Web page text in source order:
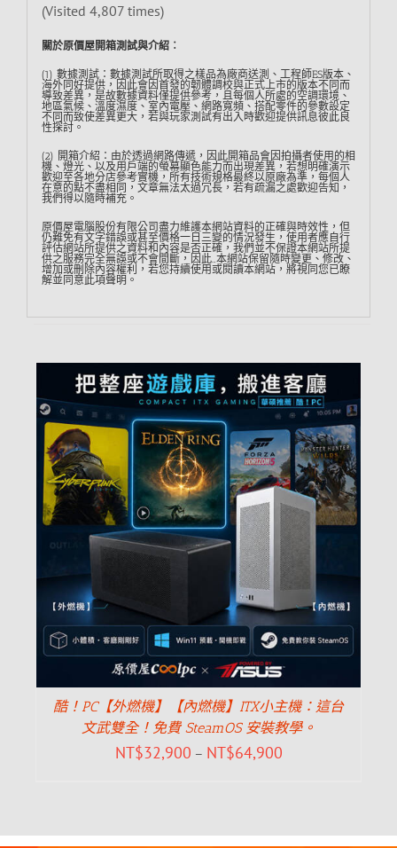
(Visited 4,807 times)
關於原價屋開箱測試與介紹︰
(1) 數據測試：數據測試所取得之樣品為廠商送測、工程師ES版本、
海外同好提供，因此會因首發的韌體調校與正式上市的版本不同而
導致差異，是故數據資料僅提供參考，且每個人所處的空調環境、
地區氣候、溫度濕度、室內電壓、網路寬頻、搭配零件的參數設定
不同而致使差異更大，若與玩家測試有出入時歡迎提供訊息彼此良
性探討。
(2) 開箱介紹：由於透過網路傳遞，因此開箱品會因拍攝者使用的相
機、燈光、以及用戶端的螢幕顯色能力而出現差異，若想明確演示
歡迎至各地分店參考實機，所有技術規格最終以原廠為準，每個人
在意的點不盡相同，文章無法太過冗長，若有疏漏之處歡迎告知，
我們得以隨時補充。
原價屋電腦股份有限公司盡力維護本網站資料的正確與時效性，但
仍難免有文字錯誤或甚至價格一日三變的情況發生，使用者應自行
評估網站所提供之資料和內容是否正確，我們並不保證本網站所提
供之服務完全無誤或不會間斷，因此…本網站保留隨時變更、修改、
增加或刪除內容權利，若您持續使用或閱讀本網站，將視同您已瞭
解並同意此項聲明。
酷！PC【外燃機】【內燃機】ITX小主機：這台
文武雙全！免費 SteamOS 安裝教學。
NT$32,900 – NT$64,900